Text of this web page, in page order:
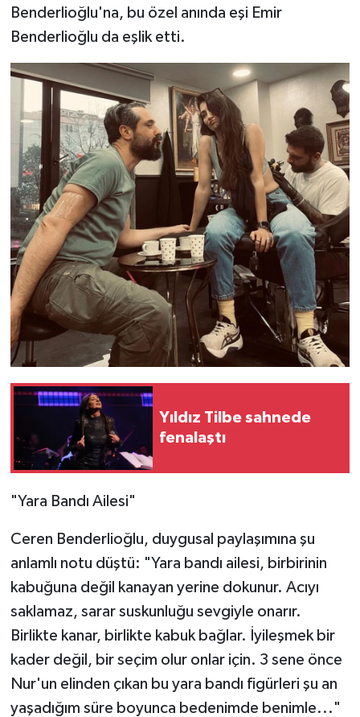
Benderlioğlu'na, bu özel anında eşi Emir
Benderlioğlu da eşlik etti.
Yıldız Tilbe sahnede
fenalaştı
"Yara Bandı Ailesi"
Ceren Benderlioğlu, duygusal paylaşımına şu
anlamlı notu düştü: "Yara bandı ailesi, birbirinin
kabuğuna değil kanayan yerine dokunur. Acıyı
saklamaz, sarar suskunluğu sevgiyle onarır.
Birlikte kanar, birlikte kabuk bağlar. İyileşmek bir
kader değil, bir seçim olur onlar için. 3 sene önce
Nur'un elinden çıkan bu yara bandı figürleri şu an
yaşadığım süre boyunca bedenimde benimle..."